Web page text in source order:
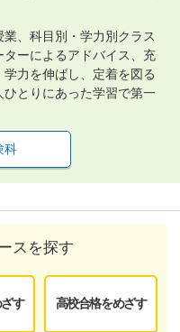
、科目別・学力別クラス
ーによるアドバイス、充
力を伸ばし、定着を図る
とりにあった学習で第一
科
スを探す
す 高校合格をめざす